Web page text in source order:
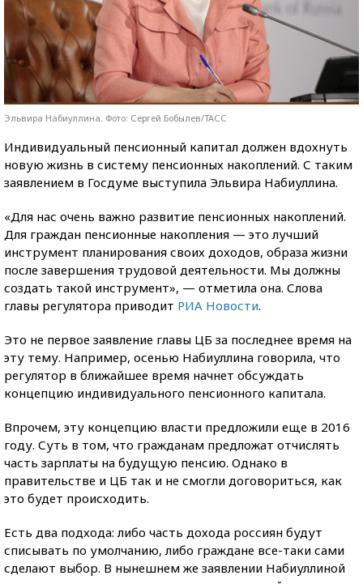
Эльвира Набиуллина. Фото: Сергей Бобылев/ТАСС
Индивидуальный пенсионный капитал должен вдохнуть
новую жизнь в систему пенсионных накоплений. С таким
заявлением в Госдуме выступила Эльвира Набиуллина.
«Для нас очень важно развитие пенсионных накоплений.
Для граждан пенсионные накопления — это лучший
инструмент планирования своих доходов, образа жизни
после завершения трудовой деятельности. Мы должны
создать такой инструмент», — отметила она. Слова
главы регулятора приводит РИА Новости.
Это не первое заявление главы ЦБ за последнее время на
эту тему. Например, осенью Набиуллина говорила, что
регулятор в ближайшее время начнет обсуждать
концепцию индивидуального пенсионного капитала.
Впрочем, эту концепцию власти предложили еще в 2016
году. Суть в том, что гражданам предложат отчислять
часть зарплаты на будущую пенсию. Однако в
правительстве и ЦБ так и не смогли договориться, как
это будет происходить.
Есть два подхода: либо часть дохода россиян будут
списывать по умолчанию, либо граждане все-таки сами
сделают выбор. В нынешнем же заявлении Набиуллиной